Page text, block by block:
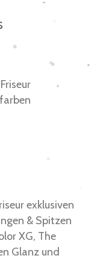
exklusiven
& Spitzen
XG, The
Glanz und